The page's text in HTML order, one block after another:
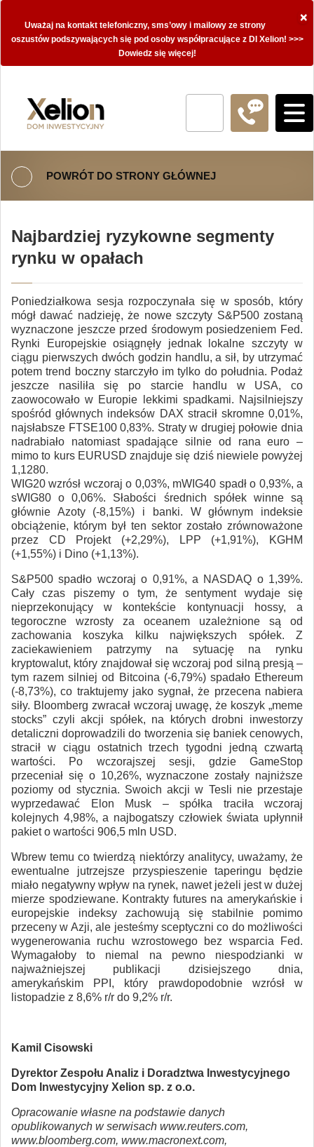
×
Uważaj na kontakt telefoniczny, sms’owy i mailowy ze strony
oszustów podszywających się pod osoby współpracujące z DI Xelion! >>>
Dowiedz się więcej!
POWRÓT DO STRONY GŁÓWNEJ
Najbardziej ryzykowne segmenty
rynku w opałach
Poniedziałkowa sesja rozpoczynała się w sposób, który
mógł dawać nadzieję, że nowe szczyty S&P500 zostaną
wyznaczone jeszcze przed środowym posiedzeniem Fed.
Rynki Europejskie osiągnęły jednak lokalne szczyty w
ciągu pierwszych dwóch godzin handlu, a sił, by utrzymać
potem trend boczny starczyło im tylko do południa. Podaż
jeszcze nasiliła się po starcie handlu w USA, co
zaowocowało w Europie lekkimi spadkami. Najsilniejszy
spośród głównych indeksów DAX stracił skromne 0,01%,
najsłabsze FTSE100 0,83%. Straty w drugiej połowie dnia
nadrabiało natomiast spadające silnie od rana euro –
mimo to kurs EURUSD znajduje się dziś niewiele powyżej
1,1280.
WIG20 wzrósł wczoraj o 0,03%, mWIG40 spadł o 0,93%, a
sWIG80 o 0,06%. Słabości średnich spółek winne są
głównie Azoty (-8,15%) i banki. W głównym indeksie
obciążenie, którym był ten sektor zostało zrównoważone
przez CD Projekt (+2,29%), LPP (+1,91%), KGHM
(+1,55%) i Dino (+1,13%).
S&P500 spadło wczoraj o 0,91%, a NASDAQ o 1,39%.
Cały czas piszemy o tym, że sentyment wydaje się
nieprzekonujący w kontekście kontynuacji hossy, a
tegoroczne wzrosty za oceanem uzależnione są od
zachowania koszyka kilku największych spółek. Z
zaciekawieniem patrzymy na sytuację na rynku
kryptowalut, który znajdował się wczoraj pod silną presją –
tym razem silniej od Bitcoina (-6,79%) spadało Ethereum
(-8,73%), co traktujemy jako sygnał, że przecena nabiera
siły. Bloomberg zwracał wczoraj uwagę, że koszyk „meme
stocks” czyli akcji spółek, na których drobni inwestorzy
detaliczni doprowadzili do tworzenia się baniek cenowych,
stracił w ciągu ostatnich trzech tygodni jedną czwartą
wartości. Po wczorajszej sesji, gdzie GameStop
przeceniał się o 10,26%, wyznaczone zostały najniższe
poziomy od stycznia. Swoich akcji w Tesli nie przestaje
wyprzedawać Elon Musk – spółka traciła wczoraj
kolejnych 4,98%, a najbogatszy człowiek świata upłynnił
pakiet o wartości 906,5 mln USD.
Wbrew temu co twierdzą niektórzy analitycy, uważamy, że
ewentualne jutrzejsze przyspieszenie taperingu będzie
miało negatywny wpływ na rynek, nawet jeżeli jest w dużej
mierze spodziewane. Kontrakty futures na amerykańskie i
europejskie indeksy zachowują się stabilnie pomimo
przeceny w Azji, ale jesteśmy sceptyczni co do możliwości
wygenerowania ruchu wzrostowego bez wsparcia Fed.
Wymagałoby to niemal na pewno niespodzianki w
najważniejszej publikacji dzisiejszego dnia,
amerykańskim PPI, który prawdopodobnie wzrósł w
listopadzie z 8,6% r/r do 9,2% r/r.
Kamil Cisowski
Dyrektor Zespołu Analiz i Doradztwa Inwestycyjnego
Dom Inwestycyjny Xelion sp. z o.o.
Opracowanie własne na podstawie danych
opublikowanych w serwisach www.reuters.com,
www.bloomberg.com, www.macronext.com,